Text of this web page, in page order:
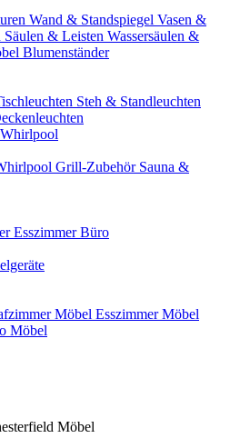
Wand & Standspiegel Vasen &
Säulen & Leisten Wassersäulen &
Blumenständer
Steh & Standleuchten
Grill-Zubehör Sauna &
EsszimmerBüro
Möbel Esszimmer Möbel
Möbel
Möbel